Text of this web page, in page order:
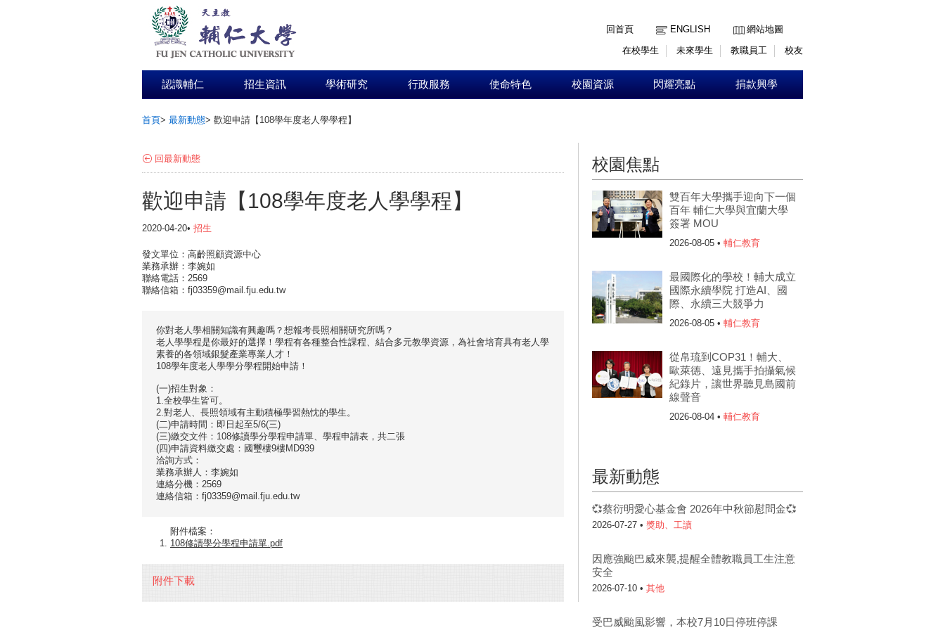
回首頁
ENGLISH
網站地圖
在校學生
未來學生 教職員工 校友
認識輔仁 招生資訊 學術研究 行政服務 使命特色 校園資源 閃耀亮點 捐款興學
首頁> 最新動態> 歡迎申請【108學年度老人學學程】
回最新動態
歡迎申請【108學年度老人學學程】
2020-04-20• 招生
發文單位：高齡照顧資源中心
業務承辦：李婉如
聯絡電話：2569
聯絡信箱：fj03359@mail.fju.edu.tw
你對老人學相關知識有興趣嗎？想報考長照相關研究所嗎？
老人學學程是你最好的選擇！學程有各種整合性課程、結合多元教學資源，為社會培育具有老人學
素養的各領域銀髮產業專業人才！
108學年度老人學學分學程開始申請！
(一)招生對象：
1.全校學生皆可。
2.對老人、長照領域有主動積極學習熱忱的學生。
(二)申請時間：即日起至5/6(三)
(三)繳交文件：108修讀學分學程申請單、學程申請表，共二張
(四)申請資料繳交處：國璽樓9樓MD939
洽詢方式：
業務承辦人：李婉如
連絡分機：2569
連絡信箱：fj03359@mail.fju.edu.tw
附件檔案：
108修讀學分學程申請單.pdf
附件下載
校園焦點
雙百年大學攜手迎向下一個
百年 輔仁大學與宜蘭大學
簽署 MOU
2026-08-05 • 輔仁教育
最國際化的學校！輔大成立
國際永續學院 打造AI、國
際、永續三大競爭力
2026-08-05 • 輔仁教育
從帛琉到COP31！輔大、
歐萊德、遠見攜手拍攝氣候
紀錄片，讓世界聽見島國前
線聲音
2026-08-04 • 輔仁教育
最新動態
💞蔡衍明愛心基金會 2026年中秋節慰問金💞
2026-07-27 • 獎助、工讀
因應強颱巴威來襲,提醒全體教職員工生注意
安全
2026-07-10 • 其他
受巴威颱風影響，本校7月10日停班停課